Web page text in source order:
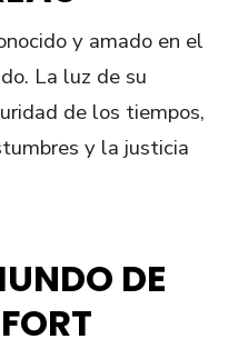
y amado en el
La luz de su
de los tiempos,
y la justicia
DE